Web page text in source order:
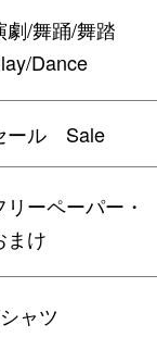
劇/舞踊/舞踏
Dance
ール Sale
リーペーパー・
まけ
ャツ